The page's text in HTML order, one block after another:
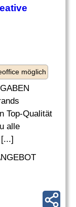
möglich
Top-Qualität
alle